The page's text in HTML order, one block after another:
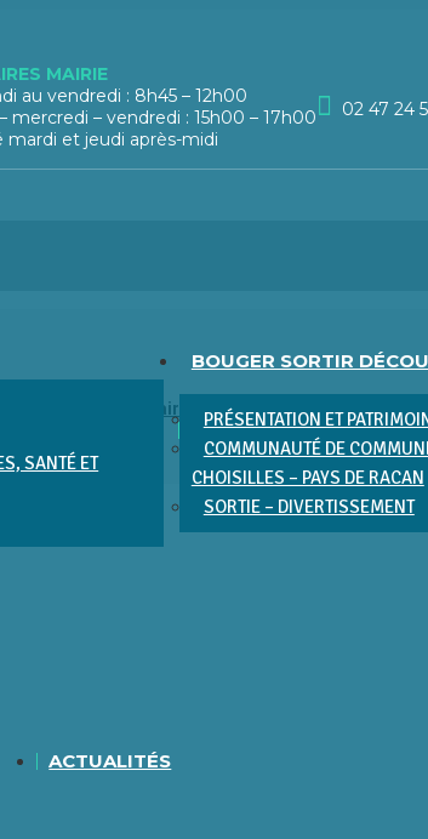
MAIRIE
au vendredi : 8h45 – 12h00
mercredi – vendredi : 15h00 – 17h00
mardi et jeudi après-midi
02 47 24
SANTÉ ET
BOUGER SORTIR
PRÉSENTATION ET
COMMUNAUTÉ DE
CHOISILLES – PAYS DE RACAN
SORTIE – DIVERTISSEMENT
ACTUALITÉS
Scolaire